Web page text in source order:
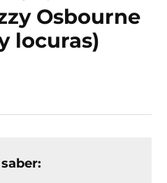
Osbourne
locuras)